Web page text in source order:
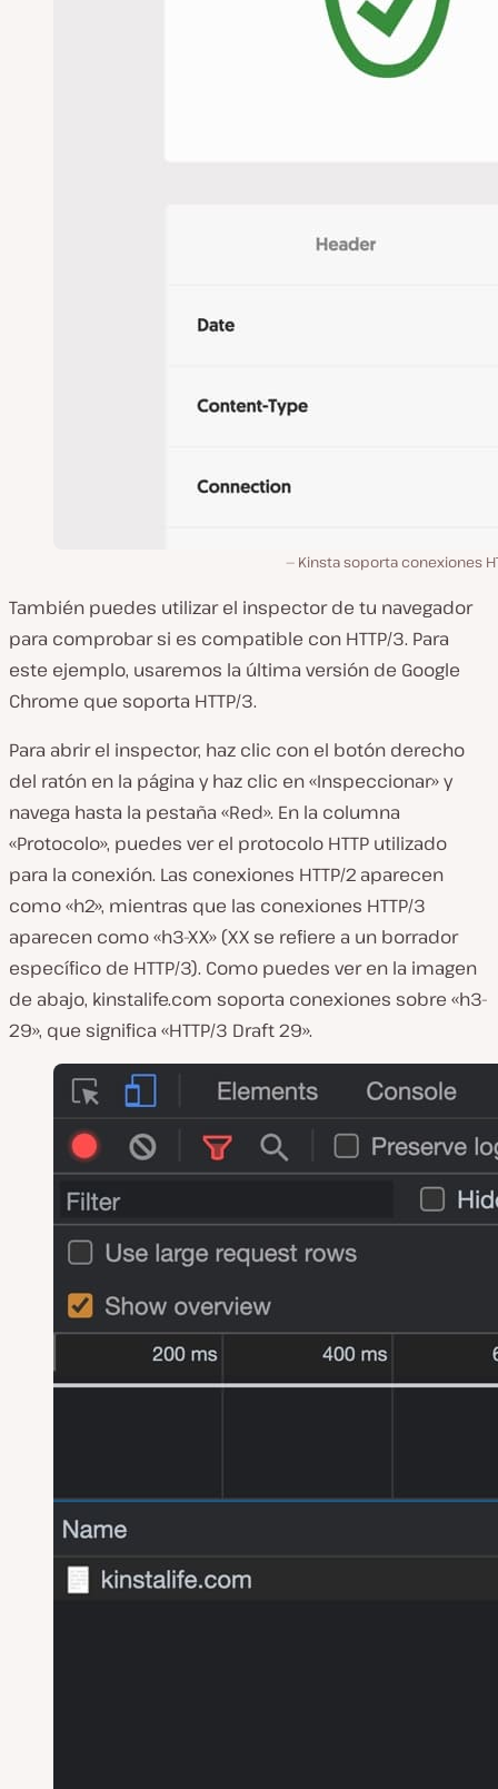
Kinsta soporta conexiones
También puedes utilizar el inspector de tu navegador
para comprobar si es compatible con HTTP/3. Para
este ejemplo, usaremos la última versión de Google
Chrome que soporta HTTP/3.
Para abrir el inspector, haz clic con el botón derecho
del ratón en la página y haz clic en «Inspeccionar» y
navega hasta la pestaña «Red». En la columna
«Protocolo», puedes ver el protocolo HTTP utilizado
para la conexión. Las conexiones HTTP/2 aparecen
como «h2», mientras que las conexiones HTTP/3
aparecen como «h3-XX» (XX se refiere a un borrador
específico de HTTP/3). Como puedes ver en la imagen
de abajo, kinstalife.com soporta conexiones sobre «h3-
29», que significa «HTTP/3 Draft 29».